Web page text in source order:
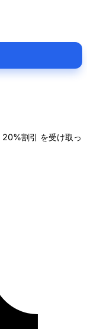
20%割引 を受け取っ